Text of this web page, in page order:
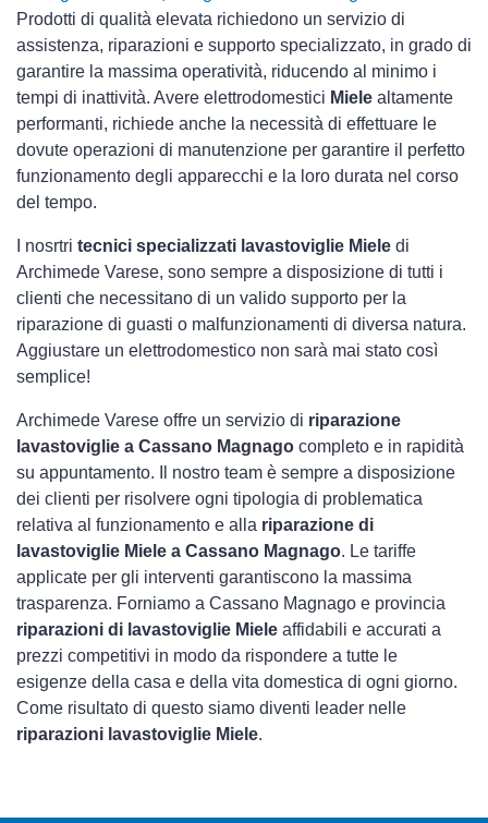
Prodotti di qualità elevata richiedono un servizio di
assistenza, riparazioni e supporto specializzato, in grado di
garantire la massima operatività, riducendo al minimo i
tempi di inattività. Avere elettrodomestici Miele altamente
performanti, richiede anche la necessità di effettuare le
dovute operazioni di manutenzione per garantire il perfetto
funzionamento degli apparecchi e la loro durata nel corso
del tempo.
I nosrtri tecnici specializzati lavastoviglie Miele di
Archimede Varese, sono sempre a disposizione di tutti i
clienti che necessitano di un valido supporto per la
riparazione di guasti o malfunzionamenti di diversa natura.
Aggiustare un elettrodomestico non sarà mai stato così
semplice!
Archimede Varese offre un servizio di riparazione
lavastoviglie a Cassano Magnago completo e in rapidità
su appuntamento. Il nostro team è sempre a disposizione
dei clienti per risolvere ogni tipologia di problematica
relativa al funzionamento e alla riparazione di
lavastoviglie Miele a Cassano Magnago. Le tariffe
applicate per gli interventi garantiscono la massima
trasparenza. Forniamo a Cassano Magnago e provincia
riparazioni di lavastoviglie Miele affidabili e accurati a
prezzi competitivi in modo da rispondere a tutte le
esigenze della casa e della vita domestica di ogni giorno.
Come risultato di questo siamo diventi leader nelle
riparazioni lavastoviglie Miele.